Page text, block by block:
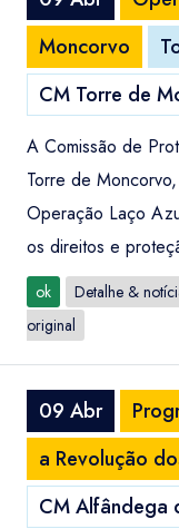
Moncorvo
CM Torre de
A Comissão de
Torre de
Operação Laço
os direitos e
ok
Detalhe &
original
09 Abr
a Revolução
CM Alfândega